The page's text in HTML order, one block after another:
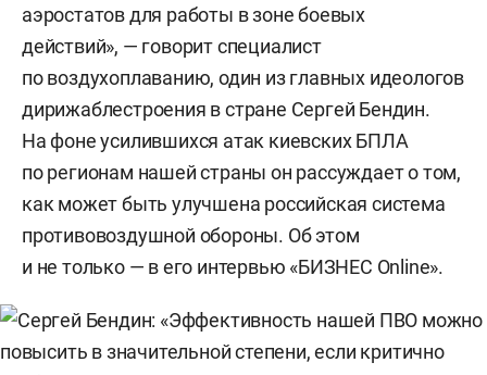
аэростатов для работы в зоне боевых
действий», — говорит специалист
по воздухоплаванию, один из главных идеологов
дирижаблестроения в стране Сергей Бендин.
На фоне усилившихся атак киевских БПЛА
по регионам нашей страны он рассуждает о том,
как может быть улучшена российская система
противовоздушной обороны. Об этом
и не только — в его интервью «БИЗНЕС Online».